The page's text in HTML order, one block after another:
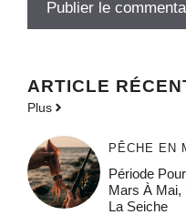
ARTICLE
Plus
PÊCHE EN
Période
Mars À Mai,
La Seiche